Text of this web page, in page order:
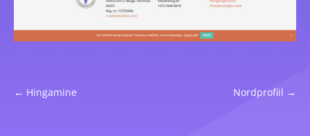
← Hingamine Nordprofiil →